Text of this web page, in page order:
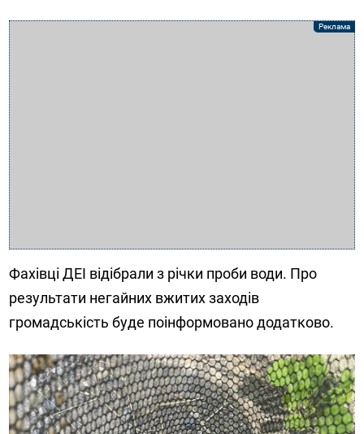
Фахівці ДЕІ відібрали з річки проби води. Про
результати негайних вжитих заходів
громадськість буде поінформовано додатково.